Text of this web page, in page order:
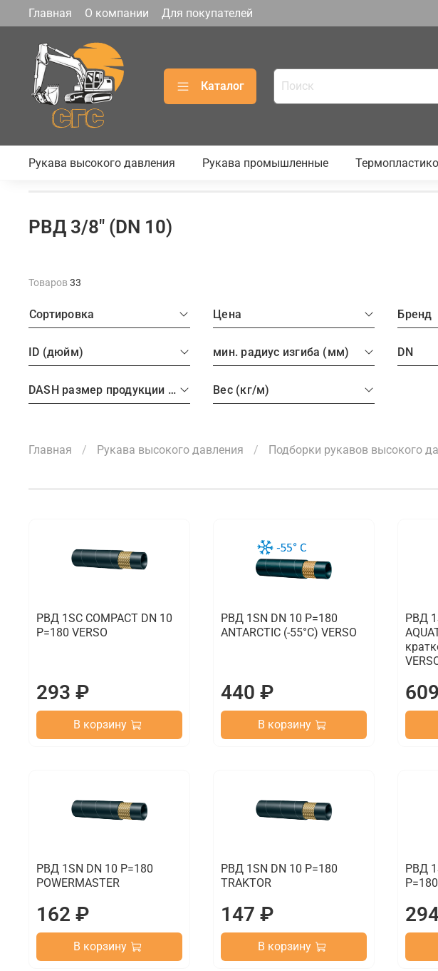
Главная О компании Для покупателей
Каталог
Рукава высокого давления Рукава промышленные
РВД 3/8" (DN 10)
Товаров 33
Сортировка Цена Бренд
ID (дюйм) мин. радиус изгиба (мм) DN
DASH размер продукции (рукава, фитинги, TC) Вес (кг/м)
Главная Рукава высокого давления Подборки рукавов высокого
РВД 1SC COMPACT DN 10
P=180 VERSO
293 ₽
В корзину
РВД 1SN DN 10 P=180
ANTARCTIC (-55°C) VERSO
440 ₽
В корзину
РВД
РВД 1SN DN 10 P=180
POWERMASTER
162 ₽
В корзину
РВД 1SN DN 10 P=180
TRAKTOR
147 ₽
В корзину
РВД